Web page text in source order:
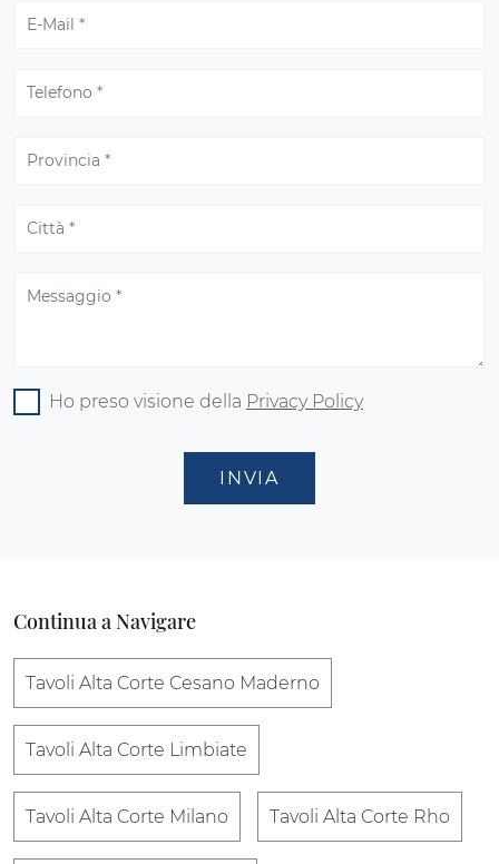
Ho preso visione della Privacy Policy
INVIA
Continua a Navigare
Tavoli Alta Corte Cesano Maderno
Tavoli Alta Corte Limbiate
Tavoli Alta Corte Milano Tavoli Alta Corte Rho